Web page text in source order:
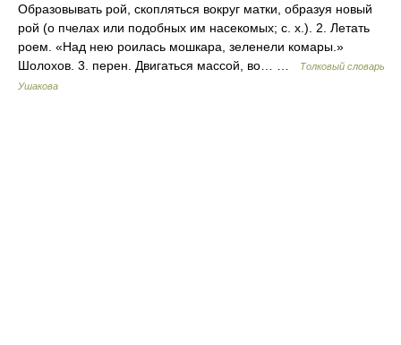
Образовывать рой, скопляться вокруг матки, образуя новый
рой (о пчелах или подобных им насекомых; с. х.). 2. Летать
роем. «Над нею роилась мошкара, зеленели комары.»
Шолохов. 3. перен. Двигаться массой, во… …
Толковый словарь
Ушакова